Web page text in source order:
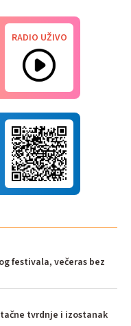
RADIO UŽIVO
festivala, večeras bez
tvrdnje i izostanak